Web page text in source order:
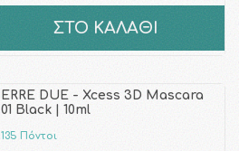
ΣΤΟ ΚΑΛΑΘΙ
ERRE DUE - Xcess 3D Mascara
01 Black | 10ml
135 Πόντοι